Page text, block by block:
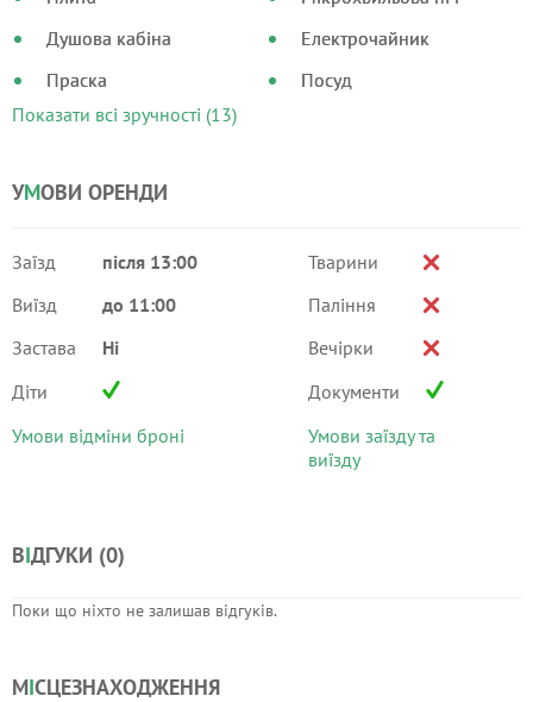
Душова кабіна
Праска
Електрочайник
Посуд
Показати всі зручності (13)
УМОВИ ОРЕНДИ
Заїзд
після 13:00
Виїзд
до 11:00
Застава
Ні
Діти
Умови відміни броні
Тварини
Паління
Вечірки
Документи
Умови заїзду та
виїзду
ВІДГУКИ (0)
Поки що ніхто не залишав відгуків.
МІСЦЕЗНАХОДЖЕННЯ